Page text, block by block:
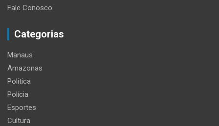
Fale Conosco
Categorias
Manaus
Amazonas
Política
Polícia
Esportes
Cultura